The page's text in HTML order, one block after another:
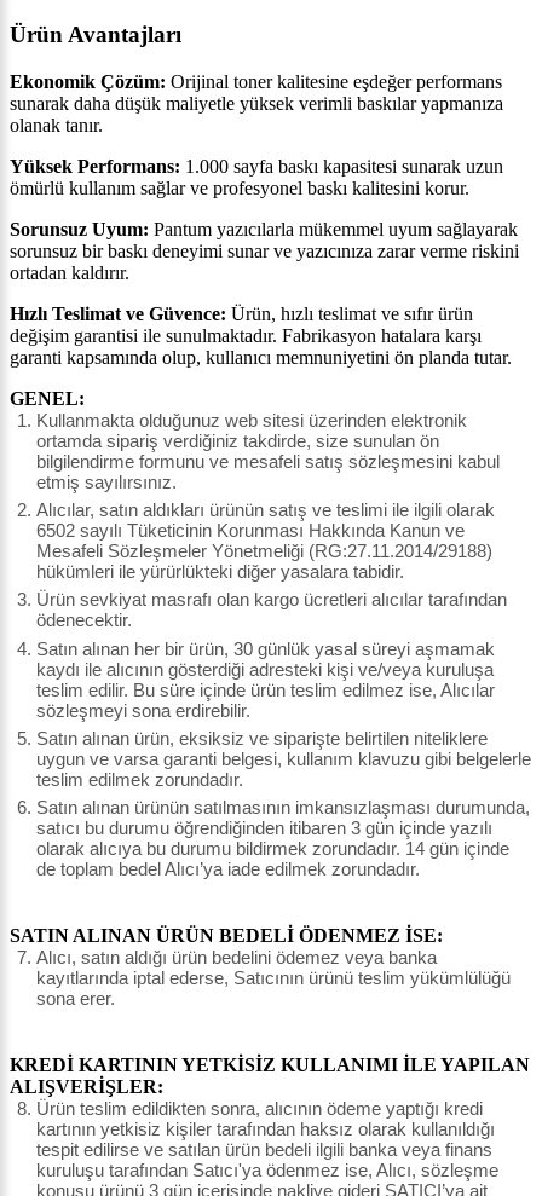
Ürün Avantajları
Ekonomik Çözüm: Orijinal toner kalitesine eşdeğer performans
sunarak daha düşük maliyetle yüksek verimli baskılar yapmanıza
olanak tanır.
Yüksek Performans: 1.000 sayfa baskı kapasitesi sunarak uzun
ömürlü kullanım sağlar ve profesyonel baskı kalitesini korur.
Sorunsuz Uyum: Pantum yazıcılarla mükemmel uyum sağlayarak
sorunsuz bir baskı deneyimi sunar ve yazıcınıza zarar verme riskini
ortadan kaldırır.
Hızlı Teslimat ve Güvence: Ürün, hızlı teslimat ve sıfır ürün
değişim garantisi ile sunulmaktadır. Fabrikasyon hatalara karşı
garanti kapsamında olup, kullanıcı memnuniyetini ön planda tutar.
GENEL:
Kullanmakta olduğunuz web sitesi üzerinden elektronik
ortamda sipariş verdiğiniz takdirde, size sunulan ön
bilgilendirme formunu ve mesafeli satış sözleşmesini kabul
etmiş sayılırsınız.
Alıcılar, satın aldıkları ürünün satış ve teslimi ile ilgili olarak
6502 sayılı Tüketicinin Korunması Hakkında Kanun ve
Mesafeli Sözleşmeler Yönetmeliği (RG:27.11.2014/29188)
hükümleri ile yürürlükteki diğer yasalara tabidir.
Ürün sevkiyat masrafı olan kargo ücretleri alıcılar tarafından
ödenecektir.
Satın alınan her bir ürün, 30 günlük yasal süreyi aşmamak
kaydı ile alıcının gösterdiği adresteki kişi ve/veya kuruluşa
teslim edilir. Bu süre içinde ürün teslim edilmez ise, Alıcılar
sözleşmeyi sona erdirebilir.
Satın alınan ürün, eksiksiz ve siparişte belirtilen niteliklere
uygun ve varsa garanti belgesi, kullanım klavuzu gibi belgelerle
teslim edilmek zorundadır.
Satın alınan ürünün satılmasının imkansızlaşması durumunda,
satıcı bu durumu öğrendiğinden itibaren 3 gün içinde yazılı
olarak alıcıya bu durumu bildirmek zorundadır. 14 gün içinde
de toplam bedel Alıcı’ya iade edilmek zorundadır.
SATIN ALINAN ÜRÜN BEDELİ ÖDENMEZ İSE:
Alıcı, satın aldığı ürün bedelini ödemez veya banka
kayıtlarında iptal ederse, Satıcının ürünü teslim yükümlülüğü
sona erer.
KREDİ KARTININ YETKİSİZ KULLANIMI İLE YAPILAN
ALIŞVERİŞLER:
Ürün teslim edildikten sonra, alıcının ödeme yaptığı kredi
kartının yetkisiz kişiler tarafından haksız olarak kullanıldığı
tespit edilirse ve satılan ürün bedeli ilgili banka veya finans
kuruluşu tarafından Satıcı'ya ödenmez ise, Alıcı, sözleşme
konusu ürünü 3 gün içerisinde nakliye gideri SATICI’ya ait